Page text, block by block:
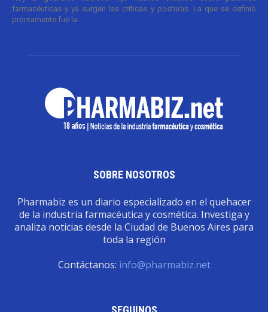
farmacéuticas y ya surgen las críticas y posturas. La que se definió
prontamente fue la...
SOBRE NOSOTROS
Pharmabiz es un diario especializado en el quehacer
de la industria farmacéutica y cosmética. Investiga y
analiza noticias desde la Ciudad de Buenos Aires para
toda la región
Contáctanos: info@pharmabiz.net